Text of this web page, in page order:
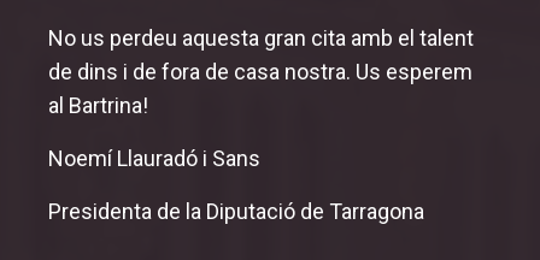
No us perdeu aquesta gran cita amb el talent
de dins i de fora de casa nostra. Us esperem
al Bartrina!
Noemí Llauradó i Sans
Presidenta de la Diputació de Tarragona